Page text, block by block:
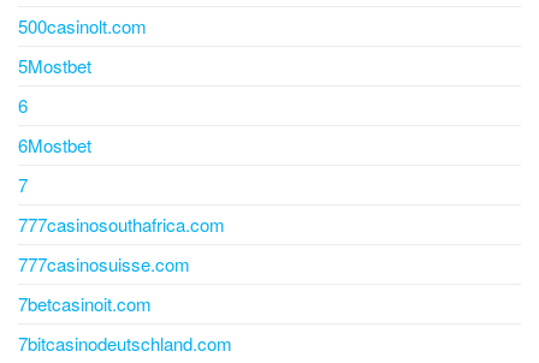
500casinolt.com
5Mostbet
6
6Mostbet
7
777casinosouthafrica.com
777casinosuisse.com
7betcasinoit.com
7bitcasinodeutschland.com